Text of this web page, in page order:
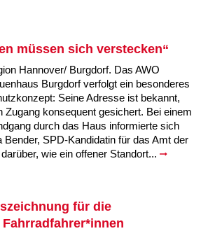
müssen sich verstecken“
Hannover/ Burgdorf. Das AWO
Burgdorf verfolgt ein besonderes
Seine Adresse ist bekannt,
Zugang konsequent gesichert. Bei einem
durch das Haus informierte sich
Bender, SPD-Kandidatin für das Amt der
wie ein offener Standort...
für die